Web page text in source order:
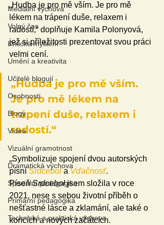
Mediální výchova
Volný čas
Kritické myšlení
Umění a kreativita
Učitelé blogují
Osobnosti
Blogy
Videa
Vizuální gramotnost
Dramatická výchova
Speciální pedagogika
Primární pedagogika
Technická a praktická výchova
„Hudba je pro mě vším. Je pro mě
lékem na trápení duše, relaxem i
radostí,“ doplňuje Kamila Polonyová,
jež si příležitosti prezentovat svou práci
velmi cení.
„Hudba je pro mě vším.
Je pro mě lékem na
trápení duše, relaxem i
radostí.“
„Symbolizuje spojení dvou autorských
písní Srdcebol a Vďačnosť.
Píseň Srdcebol jsem složila v roce
2021, nese s sebou životní příběh o
nešťastné lásce a zklamání, ale také o
koncích a nových začátcích.